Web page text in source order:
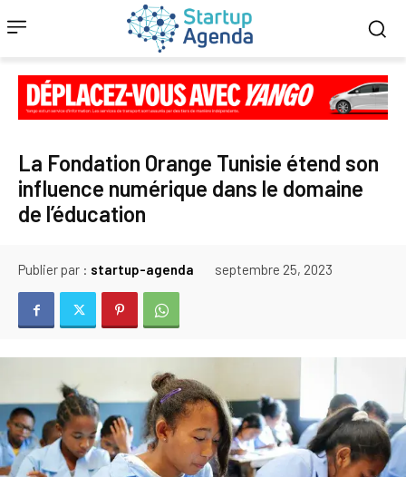
La Fondation Orange Tunisie étend son
influence numérique dans le domaine
de l’éducation
Publier par : startup-agenda septembre 25, 2023